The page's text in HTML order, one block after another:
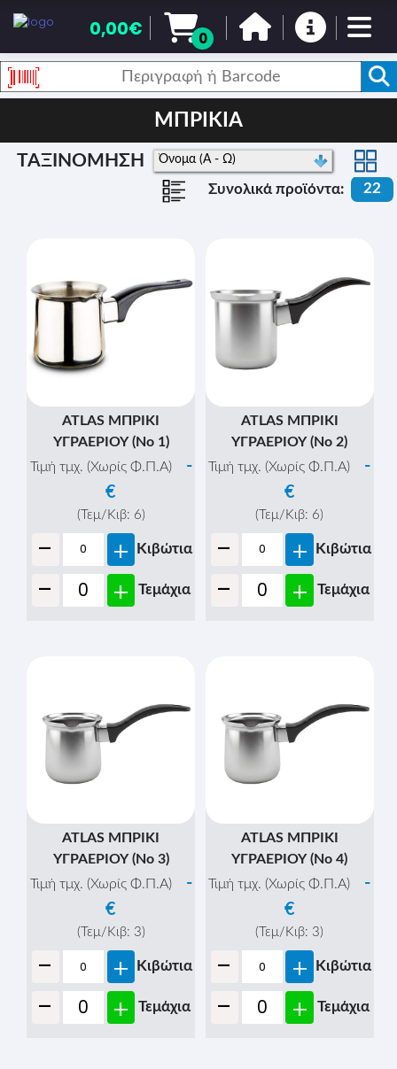
0,00€ 0
ΜΠΡΙΚΙΑ
ΤΑΞΙΝΟΜΗΣΗ
Συνολικά προϊόντα: 22
ATLAS ΜΠΡΙΚΙ
ΥΓΡΑΕΡΙΟΥ (Νο 1)
Τιμή τμχ. (Χωρίς Φ.Π.Α)
-
€
(Τεμ/Κιβ: 6)
- + Κιβώτια
- + Τεμάχια
ATLAS ΜΠΡΙΚΙ
ΥΓΡΑΕΡΙΟΥ (Νο 2)
Τιμή τμχ. (Χωρίς Φ.Π.Α)
-
€
(Τεμ/Κιβ: 6)
- + Κιβώτια
- + Τεμάχια
ATLAS ΜΠΡΙΚΙ
ΥΓΡΑΕΡΙΟΥ (Νο 3)
Τιμή τμχ. (Χωρίς Φ.Π.Α)
-
€
(Τεμ/Κιβ: 3)
- + Κιβώτια
- + Τεμάχια
ATLAS ΜΠΡΙΚΙ
ΥΓΡΑΕΡΙΟΥ (Νο 4)
Τιμή τμχ. (Χωρίς Φ.Π.Α)
-
€
(Τεμ/Κιβ: 3)
- + Κιβώτια
- + Τεμάχια